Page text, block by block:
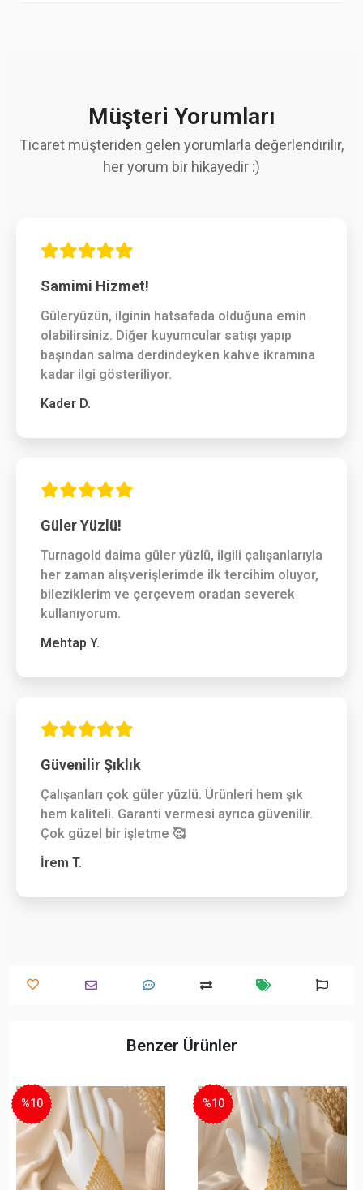
Müşteri Yorumları
Ticaret müşteriden gelen yorumlarla değerlendirilir,
her yorum bir hikayedir :)
Samimi Hizmet!
Güleryüzün, ilginin hatsafada olduğuna emin
olabilirsiniz. Diğer kuyumcular satışı yapıp
başından salma derdindeyken kahve ikramına
kadar ilgi gösteriliyor.
Kader D.
Güler Yüzlü!
Turnagold daima güler yüzlü, ilgili çalışanlarıyla
her zaman alışverişlerimde ilk tercihim oluyor,
bileziklerim ve çerçevem oradan severek
kullanıyorum.
Mehtap Y.
Güvenilir Şıklık
Çalışanları çok güler yüzlü. Ürünleri hem şık
hem kaliteli. Garanti vermesi ayrıca güvenilir.
Çok güzel bir işletme 🥰
İrem T.
Benzer Ürünler
%10 %10